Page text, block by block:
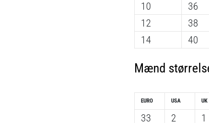
10
12
14
36
38
40
Mænd
EURO
33
USA
2
UK
1